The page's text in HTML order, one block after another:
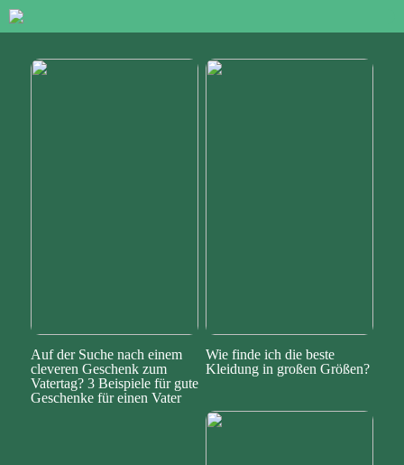
Auf der Suche nach einem
cleveren Geschenk zum
Vatertag? 3 Beispiele für gute
Geschenke für einen Vater
Wie finde ich die beste
Kleidung in großen Größen?